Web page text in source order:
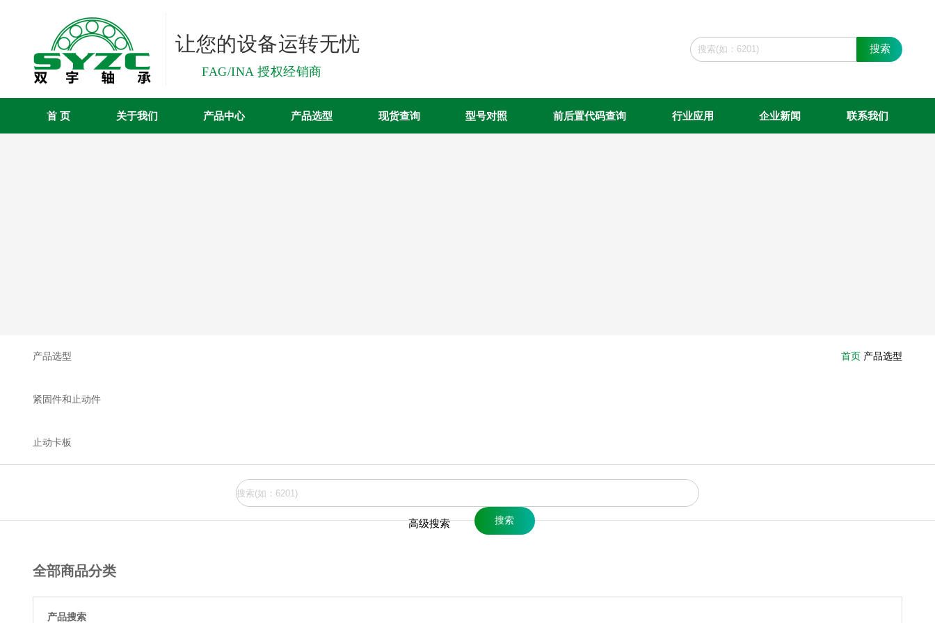
让您的设备运转无忧
FAG/INA 授权经销商
搜索
首 页 关于我们 产品中心 产品选型 现货查询 型号对照 前后置代码查询 行业应用 企业新闻 联系我们
产品选型
紧固件和止动件
止动卡板
首页 产品选型
高级搜索 搜索
全部商品分类
产品搜索